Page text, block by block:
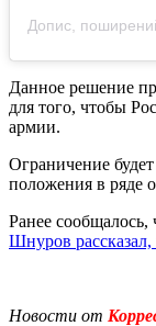
Допис,
Данное решение
для того, чтобы
армии.
Ограничение
положения в ряде
Ранее
Шнуров
Новости от